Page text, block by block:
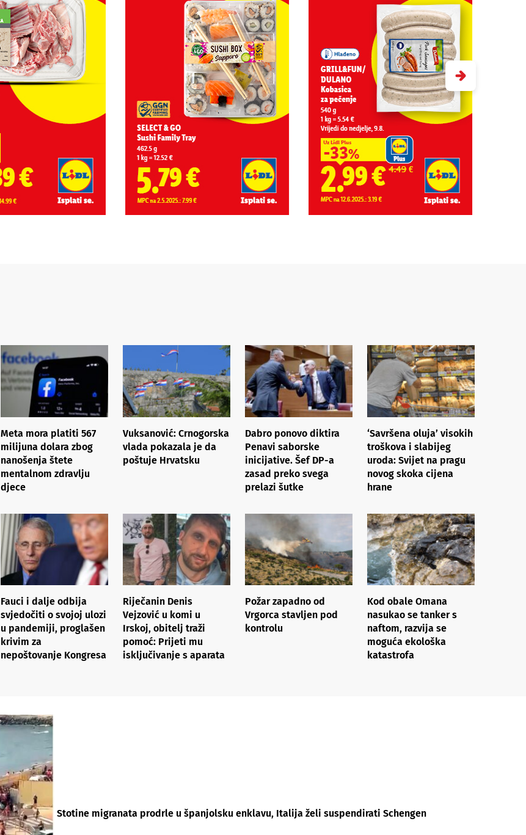
Meta mora platiti 567
milijuna dolara zbog
nanošenja štete
mentalnom zdravlju
djece
Vuksanović: Crnogorska
vlada pokazala je da
poštuje Hrvatsku
Dabro ponovo diktira
Penavi saborske
inicijative. Šef DP-a
zasad preko svega
prelazi šutke
‘Savršena oluja’ visokih
troškova i slabijeg
uroda: Svijet na pragu
novog skoka cijena
hrane
Fauci i dalje odbija
svjedočiti o svojoj ulozi
u pandemiji, proglašen
krivim za
nepoštovanje Kongresa
Riječanin Denis
Vejzović u komi u
Irskoj, obitelj traži
pomoć: Prijeti mu
isključivanje s aparata
Požar zapadno od
Vrgorca stavljen pod
kontrolu
Kod obale Omana
nasukao se tanker s
naftom, razvija se
moguća ekološka
katastrofa
Stotine migranata prodrle u španjolsku enklavu, Italija želi suspendirati Schengen